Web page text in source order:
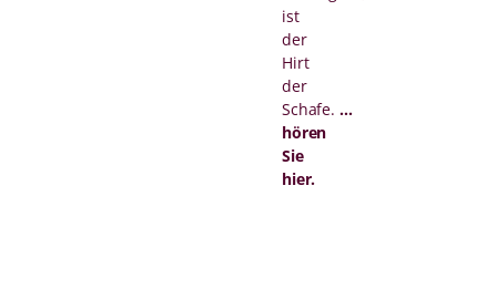
ist
der
Hirt
der
Schafe. ...
hören
Sie
hier.